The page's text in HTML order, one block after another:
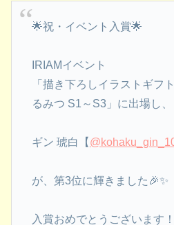
🌟祝・イベント入賞🌟
IRIAMイベント
「描き下ろしイラストギフ
るみつ S1～S3」に出場し、
ギン 琥白【
が、第3位に輝きました🎉✨
入賞おめでとうございます！